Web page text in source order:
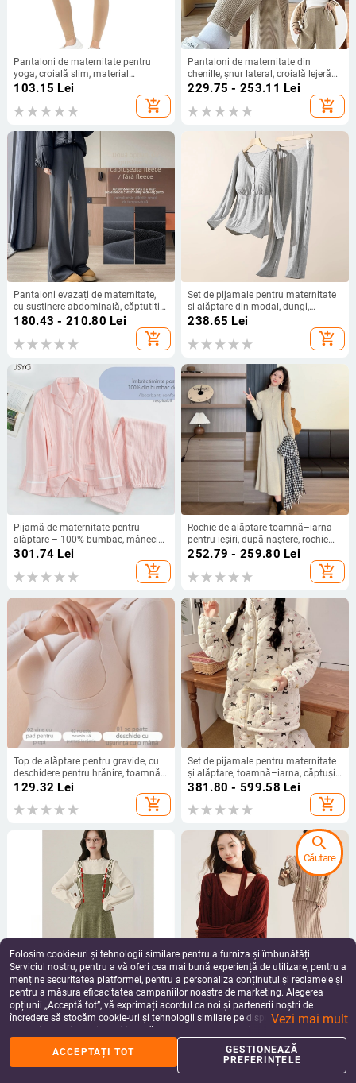
Pantaloni de maternitate pentru
yoga, croială slim, material
poliester-spandex (95% poliester,
spandex <30%), pantaloni lungi
103.15 Lei
add_shopping_cart
Pantaloni de maternitate din
chenille, șnur lateral, croială lejeră
de tip Harem-Carrot, căptușiți cu
fleece gros, pentru primăvară și
toamnă
229.75 - 253.11 Lei
add_shopping_cart
Pantaloni evazați de maternitate,
cu susținere abdominală, căptuțiți
cu fleece, croială lejeră, material
bumbac amestec, micro-elastic,
pentru toamnă-iarnă și primăvară-
180.43 - 210.80 Lei
add_shopping_cart
Set de pijamale pentru maternitate
și alăptare din modal, dungi,
mâneci lungi, pantaloni, deschidere
238.65 Lei
add_shopping_cart
Pijamă de maternitate pentru
alăptare – 100% bumbac, mâneci
lungi, pantaloni, dungi jacquard
301.74 Lei
add_shopping_cart
Rochie de alăptare toamnă–iarna
pentru ieșiri, după naștere, rochie
tricotată, elegantă
252.79 - 259.80 Lei
add_shopping_cart
Top de alăptare pentru gravide, cu
deschidere pentru hrănire, toamnă–
iarna, strat termic gros, fără sutien,
129.32 Lei
add_shopping_cart
Set de pijamale pentru maternitate
și alăptare, toamnă–iarna, căptușit,
potrivit pentru a fi purtat în exterior.
381.80 - 599.58 Lei
add_shopping_cart
Rochie de alăptat toamnă-iarnă cu
guler rotund, mâneci lungi, siluetă
sirenă, acces pentru alăptat
308.87Lei
add_shopping_cart
Set maternitate: top tricotat cu flori
3D și rochie cu bretele, până la
lungime medie, pentru alăptare –
toamnă iarnă, bumbac 70–80%
334.03 - 344.46Lei
add_shopping_cart
Folosim cookie-uri și tehnologii similare pentru a furniza și îmbunătăți
Serviciul nostru, pentru a vă oferi cea mai bună experiență de utilizare, pentru a
menține securitatea platformei, pentru a personaliza conținutul și reclamele și
pentru a măsura eficacitatea campaniilor noastre de marketing. Alegerea
opțiunii „Acceptă tot”, vă exprimați acordul ca noi și partenerii noștri de
încredere să stocăm cookie-uri și tehnologii similare pe dispozitivul dvs. în
scopuri publicitare și analitice. Vă puteți gestiona preferințele în orice moment
făcând clic pe „Gestionează preferințele”. Pentru mai multe informații, vă
rugăm să consultațiPolitica noastră de confidențialitate.
Vezi mai mult
ACCEPTAȚI TOT
GESTIONEAZĂ
PREFERINȚELE
search
Căutare